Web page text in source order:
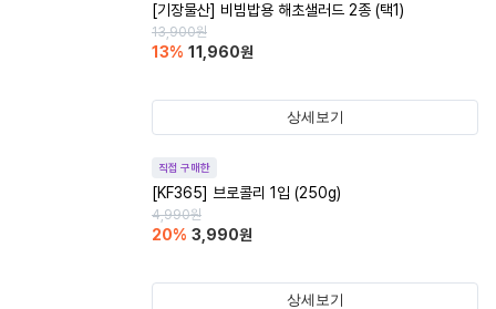
[기장물산] 비빔밥용 해초샐러드 2종 (택1)
13,900원
13% 11,960원
상세보기
직접 구매한
[KF365] 브로콜리 1입 (250g)
4,990원
20% 3,990원
상세보기